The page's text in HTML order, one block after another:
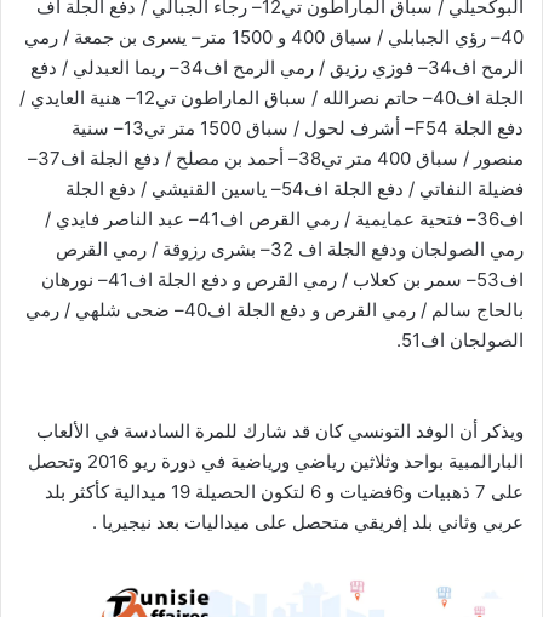
البوكحيلي / سباق الماراطون تي12– رجاء الجبالي / دفع الجلة اف
40– رؤي الجبابلي / سباق 400 و 1500 متر– يسرى بن جمعة / رمي
الرمح اف34– فوزي رزيق / رمي الرمح اف34– ريما العبدلي / دفع
الجلة اف40– حاتم نصرالله / سباق الماراطون تي12– هنية العايدي /
دفع الجلة F54– أشرف لحول / سباق 1500 متر تي13– سنية
منصور / سباق 400 متر تي38– أحمد بن مصلح / دفع الجلة اف37–
فضيلة النفاتي / دفع الجلة اف54– ياسين القنيشي / دفع الجلة
اف36– فتحية عمايمية / رمي القرص اف41– عبد الناصر فايدي /
رمي الصولجان ودفع الجلة اف 32– بشرى رزوقة / رمي القرص
اف53– سمر بن كعلاب / رمي القرص و دفع الجلة اف41– نورهان
بالحاج سالم / رمي القرص و دفع الجلة اف40– ضحى شلهي / رمي
الصولجان اف51.
ويذكر أن الوفد التونسي كان قد شارك للمرة السادسة في الألعاب
البارالمبية بواحد وثلاثين رياضي ورياضية في دورة ريو 2016 وتحصل
على 7 ذهبيات و6فضيات و 6 لتكون الحصيلة 19 ميدالية كأكثر بلد
عربي وثاني بلد إفريقي متحصل على ميداليات بعد نيجيريا .